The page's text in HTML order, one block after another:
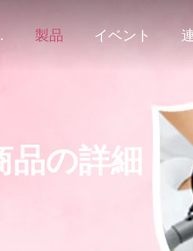
は 製品 イベント
品の詳細